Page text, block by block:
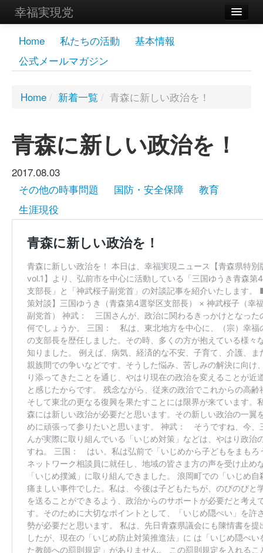
幸福実現党
メンバーズページ
党員
幸福の科学グループ
Home 私たちの活動
基本情報
公式メールマガジン
Home / 新着一覧 / 青森に新しい政治を！
青森に新しい政治を！
2017.08.03
その他の時事問題
国防・安全保障
教育
生涯現役